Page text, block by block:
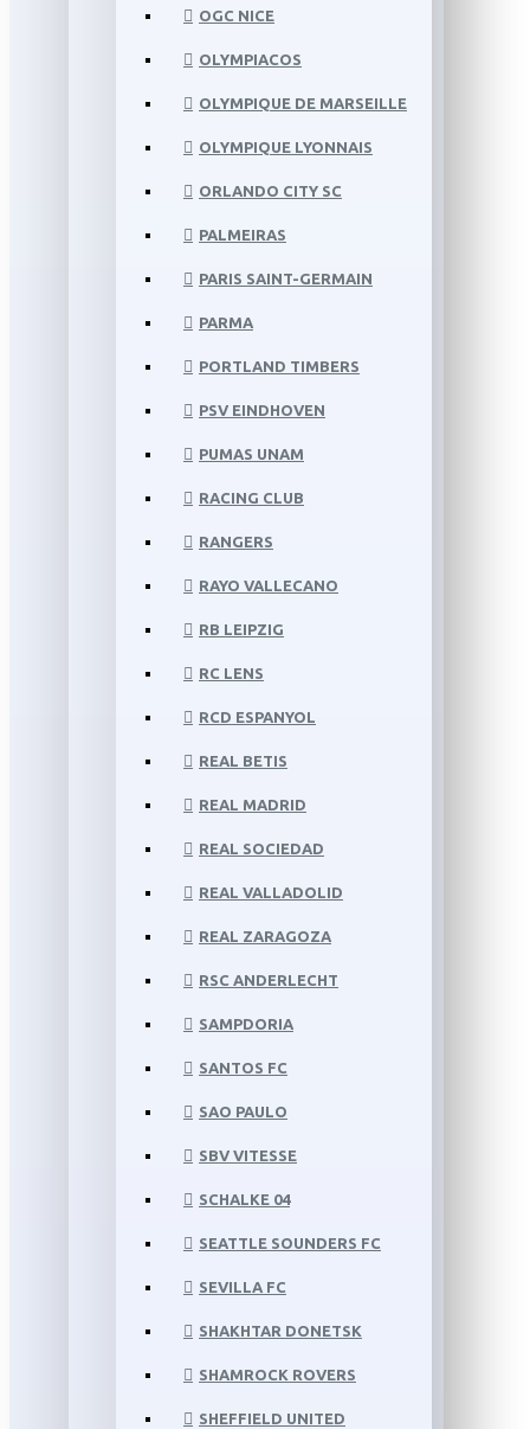
OGC NICE
OLYMPIACOS
OLYMPIQUE DE MARSEILLE
OLYMPIQUE LYONNAIS
ORLANDO CITY SC
PALMEIRAS
PARIS SAINT-GERMAIN
PARMA
PORTLAND TIMBERS
PSV EINDHOVEN
PUMAS UNAM
RACING CLUB
RANGERS
RAYO VALLECANO
RB LEIPZIG
RC LENS
RCD ESPANYOL
REAL BETIS
REAL MADRID
REAL SOCIEDAD
REAL VALLADOLID
REAL ZARAGOZA
RSC ANDERLECHT
SAMPDORIA
SANTOS FC
SAO PAULO
SBV VITESSE
SCHALKE 04
SEATTLE SOUNDERS FC
SEVILLA FC
SHAKHTAR DONETSK
SHAMROCK ROVERS
SHEFFIELD UNITED